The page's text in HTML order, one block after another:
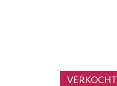
VERKOCHT